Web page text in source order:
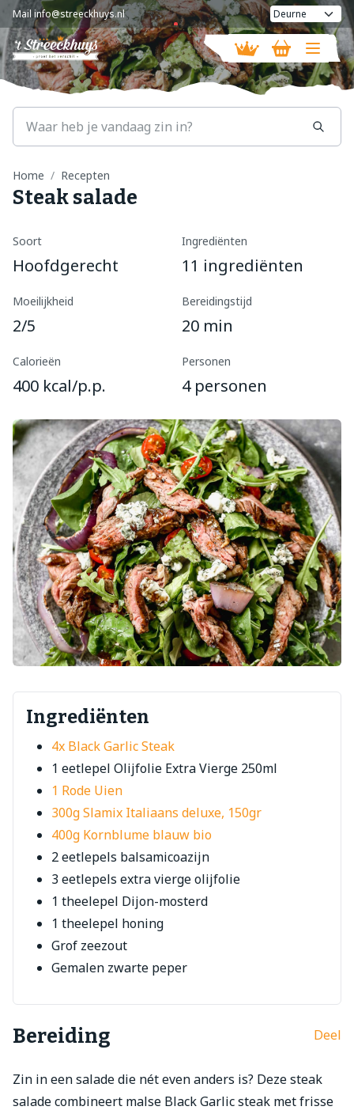
Mail info@streeckhuys.nl
Vandaag geopend van08:30 - 18:00
Home Recepten
Steak salade
Soort
Hoofdgerecht
Ingrediënten
11 ingrediënten
Moeilijkheid
2/5
Bereidingstijd
20 min
Calorieën
400 kcal/p.p.
Personen
4 personen
Ingrediënten
4x Black Garlic Steak
1 eetlepel Olijfolie Extra Vierge 250ml
1 Rode Uien
300g Slamix Italiaans deluxe, 150gr
400g Kornblume blauw bio
2 eetlepels balsamicoazijn
3 eetlepels extra vierge olijfolie
1 theelepel Dijon-mosterd
1 theelepel honing
Grof zeezout
Gemalen zwarte peper
Bereiding Deel
Zin in een salade die nét even anders is? Deze steak
salade combineert malse Black Garlic steak met frisse